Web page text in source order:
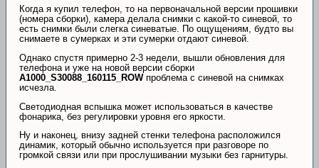
Когда я купил телефон, то на первоначальной версии прошивки
(номера сборки), камера делала снимки с какой-то синевой, то
есть снимки были слегка синеватые. По ощущениям, будто вы
снимаете в сумерках и эти сумерки отдают синевой.
Однако спустя примерно 2-3 недели, вышли обновления для
телефона и уже на новой версии сборки
A1000_S30088_160115_ROWпроблема с синевой на снимках
исчезла.
Светодиодная вспышка может использоваться в качестве
фонарика, без регулировки уровня его яркости.
Ну и наконец, внизу задней стенки телефона расположился
динамик, который обычно используется при разговоре по
громкой связи или при прослушивании музыки без гарнитуры.